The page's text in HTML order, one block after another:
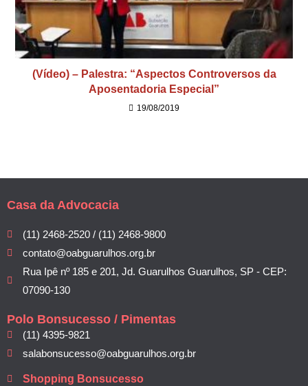
(Vídeo) – Palestra: “Aspectos Controversos da
Aposentadoria Especial”
19/08/2019
Casa da Advocacia
(11) 2468-2520 / (11) 2468-9800
contato@oabguarulhos.org.br
Rua Ipê nº 185 e 201, Jd. Guarulhos Guarulhos, SP - CEP:
07090-130
Polo Bonsucesso / Pimentas
(11) 4395-9821
salabonsucesso@oabguarulhos.org.br
Shopping Bonsucesso